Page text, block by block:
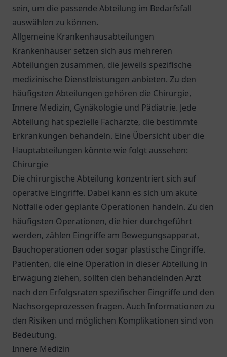
sein, um die passende Abteilung im Bedarfsfall
auswählen zu können.
Allgemeine Krankenhausabteilungen
Krankenhäuser setzen sich aus mehreren
Abteilungen zusammen, die jeweils spezifische
medizinische Dienstleistungen anbieten. Zu den
häufigsten Abteilungen gehören die Chirurgie,
Innere Medizin, Gynäkologie und Pädiatrie. Jede
Abteilung hat spezielle Fachärzte, die bestimmte
Erkrankungen behandeln. Eine Übersicht über die
Hauptabteilungen könnte wie folgt aussehen:
Chirurgie
Die chirurgische Abteilung konzentriert sich auf
operative Eingriffe. Dabei kann es sich um akute
Notfälle oder geplante Operationen handeln. Zu den
häufigsten Operationen, die hier durchgeführt
werden, zählen Eingriffe am Bewegungsapparat,
Bauchoperationen oder sogar plastische Eingriffe.
Patienten, die eine Operation in dieser Abteilung in
Erwägung ziehen, sollten den behandelnden Arzt
nach den Erfolgsraten spezifischer Eingriffe und den
Nachsorgeprozessen fragen. Auch Informationen zu
den Risiken und möglichen Komplikationen sind von
Bedeutung.
Innere Medizin